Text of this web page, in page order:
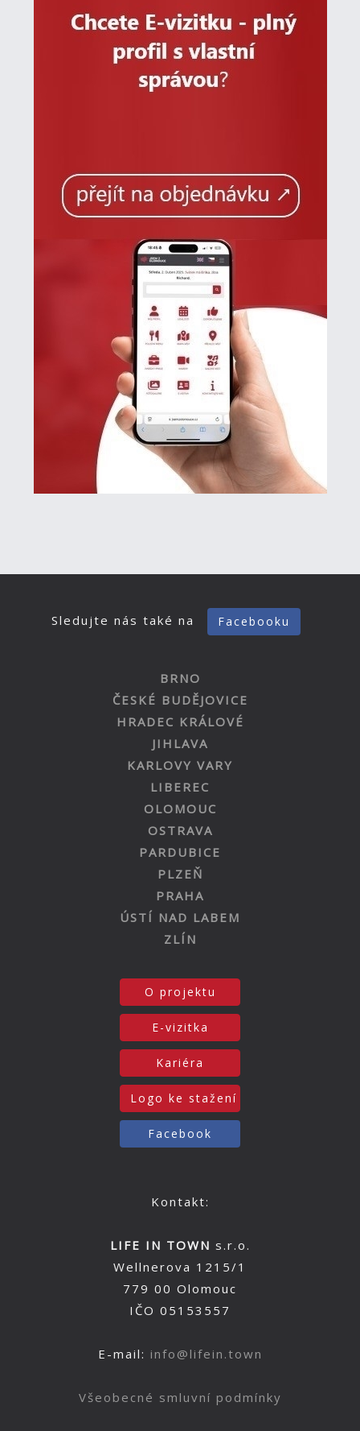
Sledujte nás také na Facebooku
BRNO
ČESKÉ BUDĚJOVICE
HRADEC KRÁLOVÉ
JIHLAVA
KARLOVY VARY
LIBEREC
OLOMOUC
OSTRAVA
PARDUBICE
PLZEŇ
PRAHA
ÚSTÍ NAD LABEM
ZLÍN
O projektu
E-vizitka
Kariéra
Logo ke stažení
Facebook
Kontakt:
LIFE IN TOWN s.r.o.
Wellnerova 1215/1
779 00 Olomouc
IČO 05153557
E-mail: info@lifein.town
Všeobecné smluvní podmínky